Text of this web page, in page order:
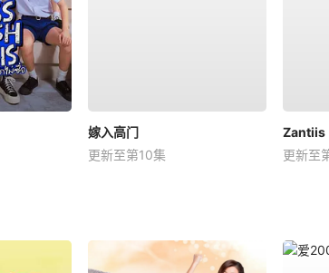
嫁入高门
更新至第10集
Zantiis
更新至